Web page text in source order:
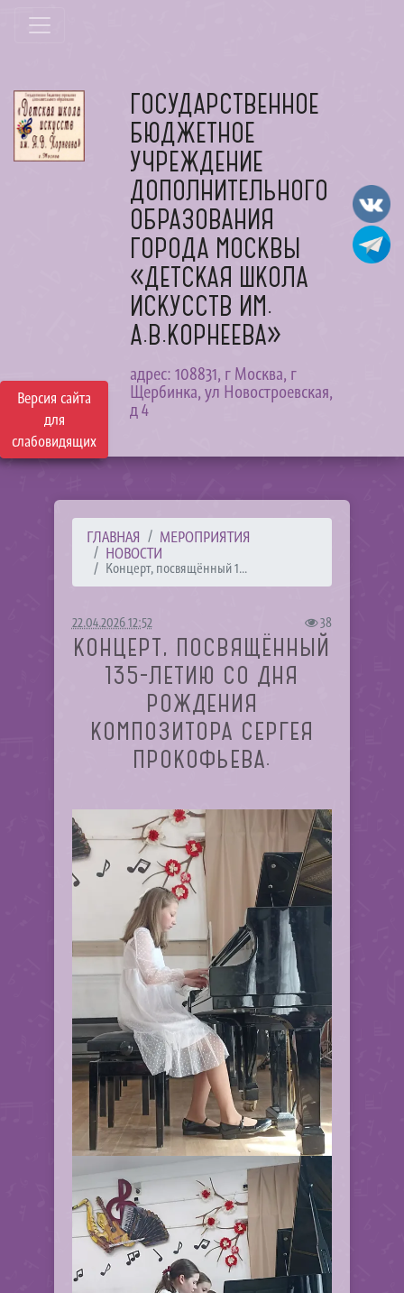
Версия сайта
для
слабовидящих
ГОСУДАРСТВЕННОЕ
БЮДЖЕТНОЕ
УЧРЕЖДЕНИЕ
ДОПОЛНИТЕЛЬНОГО
ОБРАЗОВАНИЯ
ГОРОДА МОСКВЫ
«ДЕТСКАЯ ШКОЛА
ИСКУССТВ ИМ.
А.В.КОРНЕЕВА»
адрес: 108831, г Москва, г
Щербинка, ул Новостроевская,
д 4
ГЛАВНАЯ
МЕРОПРИЯТИЯ
НОВОСТИ
Концерт, посвящённый 1...
22.04.2026 12:52 38
КОНЦЕРТ, ПОСВЯЩЁННЫЙ
135-ЛЕТИЮ СО ДНЯ
РОЖДЕНИЯ
КОМПОЗИТОРА СЕРГЕЯ
ПРОКОФЬЕВА.